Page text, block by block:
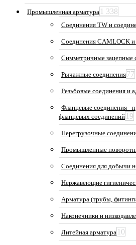
Промышленная арматура 1 338
Соединения TW и
Соединения CAMLOCK и
Симметричные зацепные
Рычажные соединения77
Резьбовые соединения и
Фланцевые соединения_
фланцевых соединений 19
Перегрузочные
Промышленные
Соединения для добычи
Нержавеющие
Арматура (трубы,
Наконечники и
Литейная арматура 10